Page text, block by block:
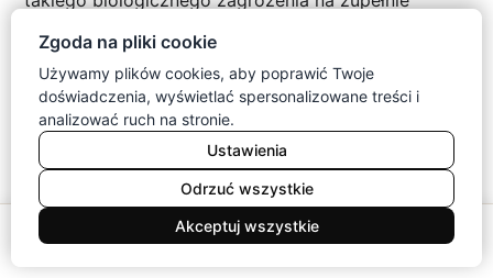
użytkowania. Gdy ich bardzo długi cykl życia
dobiegnie ostatecznie do naturalnego,
przewidywalnego końca, wyjątkowo bezpiecznie i
niezwykle płynnie wracają do zamkniętego, leśnego
obiegu. Rozkładają się w naturalnej ziemi w bardzo
spokojnym tempie, zupełnie nie zaburzając
delikatnego ekosystemu toksycznymi, groźnymi
pozostałościami chemicznymi i trudnymi związkami
Zgoda na pliki cookie
Używamy plików cookies, aby poprawić Twoje
doświadczenia, wyświetlać spersonalizowane treści i
analizować ruch na stronie.
Ustawienia
Odrzuć wszystkie
Akceptuj wszystkie